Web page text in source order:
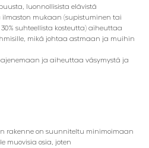
luonnollisista elävistä
mukaan (supistuminen tai
suhteellista kosteutta) aiheuttaa
mikä johtaa astmaan ja muihin
ja aiheuttaa väsymystä ja
rakenne on suunniteltu minimoimaan
muovisia osia, joten